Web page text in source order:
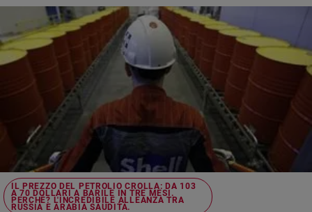
IL PREZZO DEL PETROLIO CROLLA: DA 103
A 70 DOLLARI A BARILE IN TRE MESI.
PERCHÉ? L'INCREDIBILE ALLEANZA TRA
RUSSIA E ARABIA SAUDITA.